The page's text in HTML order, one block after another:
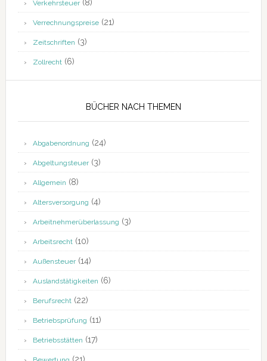
Verkehrsteuer(8)
Verrechnungspreise(21)
Zeitschriften (3)
Zollrecht(6)
BÜCHER NACH THEMEN
Abgabenordnung (24)
Abgeltungsteuer(3)
Allgemein (8)
Altersversorgung (4)
Arbeitnehmerüberlassung (3)
Arbeitsrecht(10)
Außensteuer(14)
Auslandstätigkeiten (6)
Berufsrecht(22)
Betriebsprüfung (11)
Betriebsstätten (17)